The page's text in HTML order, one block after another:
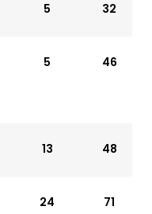
5 32
5 46
13 48
24 71